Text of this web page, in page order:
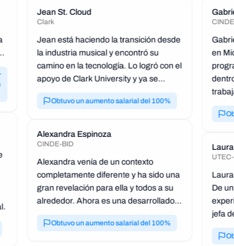
Jean St. Cloud
Clark
Jean está haciendo la transición desde
la industria musical y encontró su
camino en la tecnología. Lo logró con el
apoyo de Clark University y ya se
desempeña como desarrollador y
mentor.
Obtuvo un aumento salarial del 100%
Alexandra Espinoza
CINDE-BID
Alexandra venía de un contexto
completamente diferente y ha sido una
gran revelación para ella y todos a su
alrededor. Ahora es una desarrolladora
de software exitosa y talentosa en
Costa Rica.
Obtuvo un aumento salarial del 100%
en
De
jefa